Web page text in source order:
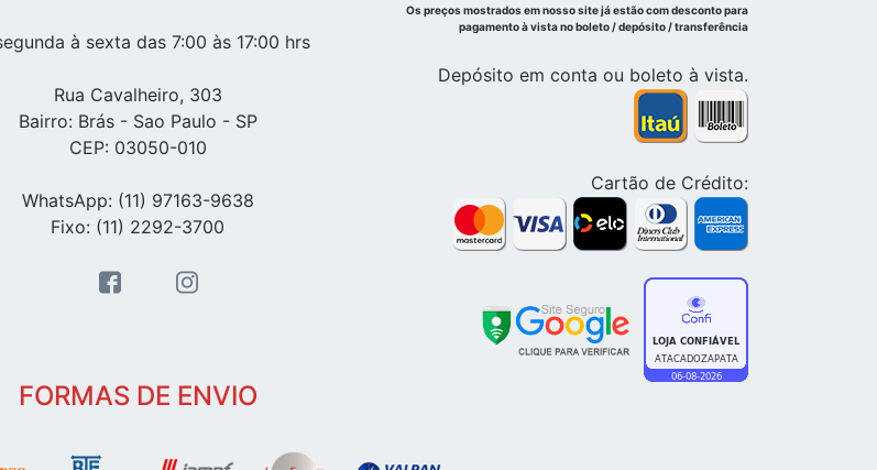
à sexta das 7:00 às 17:00 hrs
Rua Cavalheiro, 303
Bairro: Brás - Sao Paulo - SP
CEP: 03050-010
WhatsApp: (11) 97163-9638
Fixo: (11) 2292-3700
Os preços mostrados em nosso site já estão com desconto para
pagamento à vista no boleto / depósito / transferência
Depósito em conta ou boleto à vista.
Cartão de Crédito:
FORMAS DE ENVIO